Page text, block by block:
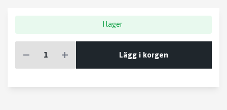
I lager
Lägg i korgen